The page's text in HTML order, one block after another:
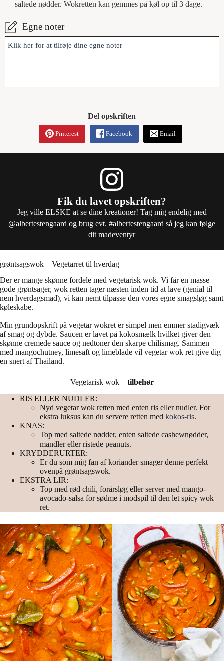
saltede nødder. Wokretten kan gemmes på køl op til 3 dage.
Egne noter
Klik her for at tilføje dine egne noter
Del opskriften
Pinterest Facebook Email
Fik du lavet opskriften?
Jeg ville ELSKE at se dine kreationer! Tag mig endelig med
@albertestengaard og brug evt. #albertestengaard så jeg kan følge
dit madeventyr
grøntsagswok – Vegetarret til hverdag
Der er mange skønne fordele med vegetarisk wok. Vi får en masse
gode grøntsager, wok retten tager næsten inden tid at lave (genial til
nem hverdagsmad), vi kan nemt tilpasse den vores egne smagsløg samt
køleskabe.
Min grundopskrift på vegetar wokret er simpel men emmer stadigvæk
af smag og dybde. Saucen er lavet på kokosmælk hvilket giver den
skønne cremede sauce og nedtoner den skarpe chilismag. Sammen
med mangochutney, limesaft og limeblade vil vegetar wok ret give dig
en snert af Thailand.
Vegetarisk wok – tilbehør
RIS ELLER NUDLER:
Nyd vegetar wok retten med enten ris eller nudler. For
ekstra luksus kan du servere retten med kokos-ris.
KNAS:
Top med saltede nødder, enten saltede cashewnødder,
mandler eller ristede peanuts.
KRYDDERURTER:
Er du som mig fan af koriander smager denne perfekt
ovenpå grøntsagswok.
EKSTRA LIR:
Top med rød chili, forårsløg eller server med mango-
avocado-salsa for sødme i modspil til den let spicy wok
ret.